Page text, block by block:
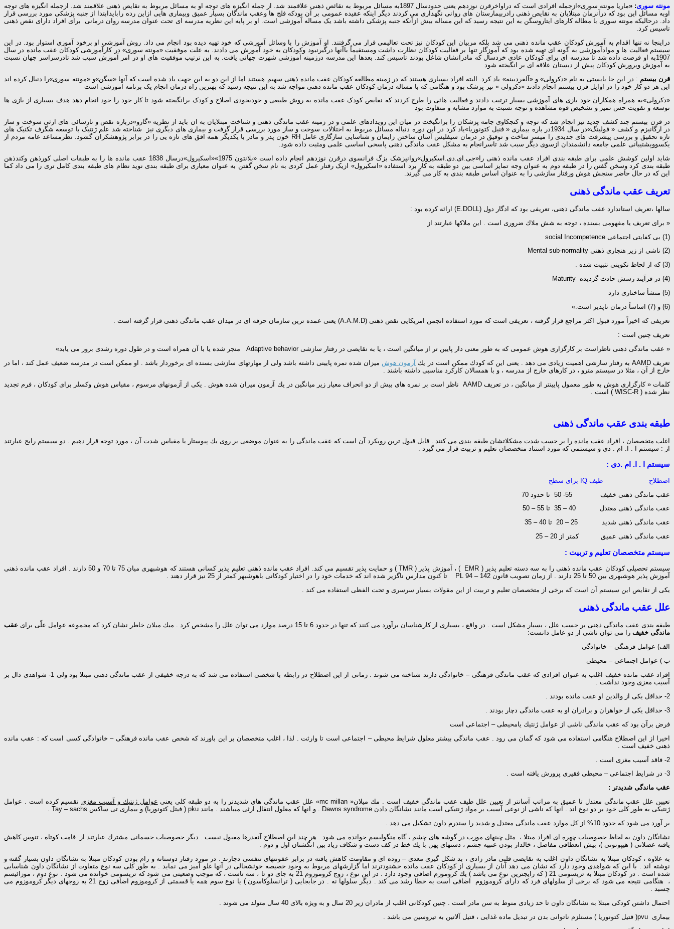
مونته سوری: «
ماریا مونته سوری»ازجمله افرادی است که دراواخرقرن نوزدهم یعنی حدودسال 1897به مسائل مربوط به نقائص ذهنی علاقمند شد. از جمله انگیزه های توجه او به مسائل مربوط به نقایص ذهنی علاقمند شد. ازجمله انگیزه های توجه
اوبه مسائل این بود که درآنزمان مبتلایان به نقایص ذهنی رادربیمارستان های روانی نگهداری می کردند دیگر اینکه عقیده عمومی بر آن بودکه فلج ها وعقب ماندگان بسیار عمیق وبیماری هایی ازاین رده رابایدابتدا از جنبه پزشکی مورد بررسی قرار
داد. درحالیکه مونته سوری با مطاله کارهای ایتاروسگن به این نتیجه رسید که این مساله بیش ازآنکه جنبه پزشکی داشته باشد یک مساله آموزشی است. او بر پایه این نظریه مدرسه ای تحت عنوان مدرسه روان درمانی برای افراد دارای نقص ذهنی
تاسیس کرد.
دراینجا نه تنها اقدام به آموزش کودکان عقب مانده ذهنی می شد بلکه مربیان این کودکان نیز تحت تعالیمی قرار می گرفتند. او آموزش را با وسائل آموزشی که خود تهیه دیده بود انجام می داد. روش آموزشی او برخود آموزی استوار بود. در این
سیستم فعالیت ها و موادآموزشی به گونه ای تهیه شده بود که آموزگار تنها بر فعالیت کودکان نظارت داشت ومستقیماً باآنها درگیرنبود وکودکان به خود آموزش می دادند. به علت موفقیت «مونته سوری» در کارآموزشی کودکان عقب مانده در سال
1907به او فرصت داده شد تا مدرسه ای برای کودکان عادی خردسال که مادرانشان شاغل بودند تاسیس کند. بعدها این مدرسه درزمینه آموزشی شهرت جهانی یافت. به این ترتیب موفقیت های او در امر آموزش سبب شد تادرسراسر جهان نسبت
به آموزش وپرورش کودکان پیش از دبستان علاقه ای بر انگیخته شود
قرن بیستم : در این جا بایستی به نام «دکرولی» و «آلفردبینه» یاد کرد. البته افراد بسیاری هستند که در زمینه مطالعه کودکان عقب مانده ذهنی سهیم هستند اما از این دو به این جهت یاد شده است که آنها «سگن»و «مونته سوری»را دنبال کرده اند
این هر دو کار خود را در اوایل قرن بیستم انجام دادند «دکرولی » نیز پزشک بود و هنگامی که با مساله درمان کودکان عقب مانده ذهنی مواجه شد به این نتیجه رسید که بهترین راه درمان انجام یک برنامه اموزشی است
«دکرولی»به همراه همکاران خود بازی های آموزشی بسیار ترتیب دادند و فعالیت هائی را طرح کردند که نقایص کودک عقب مانده به روش طبیعی و خودبخودی اصلاح و کودک برانگیخته شود تا کار خود را خود انجام دهد هدف بسیاری از بازی ها
توسعه و تقویت حس تمیز و تشخیص قوه مشاهده و توجه نسبت به موارد مشابه و متفاوت بود
در قرن بیستم چند کشف جدید نیز انجام شد که توجه و کنجکاوی جامه پزشکان را برانگیخت در میان این رویدادهای علمی و در زمینه عقب ماندگی ذهنی و شناخت مبتلایان به ان باید از نظریه «گارو»درباره نقص و نارسائی های ارثی سوخت و ساز
در ارگانیزم و کشف « فولینگ»در سال 1934در باره بیماری « فنیل کتونوریا»یاد کرد در این دوره دنباله مسائل مربوط به اختلالات سوخت و ساز مورد بررسی قرار گرفت و بیماری های دیگری نیز شناخته شد علم ژنتیک با توسعه شگرف تکنیک های
تازه تحقیق و بررسی پیشرفت های جدیدی را میسر ساخت و توفیق در درمان سیفلیس آسان ساختن زایمان و شناسایی سازگاری عامل RH خون پدر و مادر با یکدیگر همه افق های تازه یی را در برابر پژوهشکران گشود. نظرمساعد عامه مردم از
یکسووپشتیبانی علمی جامعه دانشمندان ازسوی دیگر سبب شد تاسرانجام به مشکل عقب ماندگی ذهنی پاسخی اساسی علمی ومثبت داده شود.
شاید اولین کوشش علمی برای طبقه بندی افراد عقب مانده ذهنی را«جی.ای.دی.اسکیرول»روانپزشک بزگ فرانسوی درقرن نوزدهم انجام داده است «بلانتون 1975»«اسکیرول»درسال 1838 عقب مانده ها را به طبقات اصلی کورذهن وکندذهن
طبقه بندی کرد وسخن گفتن را در طبقه دوم به عنوان وجه تمایز اساسی بین دو طبقه به کار برد استفاده «اسکیرول» ازیک رفتار عمل کردی به نام سخن گفتن به عنوان معیاری برای طبقه بندی نوید نظام های طبقه بندی کامل تری را می داد کما
این که در حال حاضر سنجش هوش ورفتار سازشی را به عنوان اساس طبقه بندی به کار می گیرند.
تعریف عقب ماندگی ذهنی
سالها ،تعریف استاندارد عقب ماندگی ذهنی، تعریفی بود كه ادگار دول (E.DOLL) ارائه كرده بود :
« برای تعریف یا مفهومی بسنده ، توجه به شش ملاك ضروری است . این ملاكها عبارتند از
(1) بی كفایتی اجتماعی social Incompetence
(2) ناشی از زیر هنجاری ذهنی Mental sub-normality
(3) كه از لحاظ تكوینی تثبیت شده .
(4) در فرآیند رسش حادث گردیده Maturity
(5) منشأ ساختاری دارد
(6) و (7) اساساً درمان ناپذیر است.»
تعریفی كه اخیراً مورد قبول اكثر مراجع قرار گرفته ، تعریفی است كه مورد استفاده انجمن امریكایی نقص ذهنی (A.A.M.D) یعنی عمده ترین سازمان حرفه ای در میدان عقب ماندگی ذهنی قرار گرفته است .
تعریف چنین است :
« عقب ماندگی ذهنی ناظراست بر كارگزاری هوش عمومی كه به طور معنی دار پایین تر از میانگین است ، یا به نقایصی در رفتار سازشی Adaptive behavior منجر شده یا با آن همراه است و در طول دوره رشدی بروز می یابد»
تعریف AAMD به رفتار سازشی اهمیت زیادی می دهد . یعنی این كه كودك ممكن است در یك
آزمون هوش میزان شده نمره پایینی داشته باشد ولی از مهارتهای سازشی بسنده ای برخوردار باشد . او ممكن است در مدرسه ضعیف عمل كند ، اما در
خارج از آن ، مثلا در سیستم مترو ، در كارهای خارج از مدرسه ، و با همسالان كاركرد مناسبی داشته باشند .
كلمات « كارگزاری هوش به طور معمول پایینتر از میانگین ، در تعریف AAMD ناظر است بر نمره های بیش از دو انحراف معیار زیر میانگین در یك آزمون میزان شده هوش . یكی از آزمونهای مرسوم ، مقیاس هوش وكسلر برای كودكان ، فرم تجدید
نظر شده ( WISC-R ) است .
طبقه بندی عقب ماندگی ذهنی
اغلب متخصصان ، افراد عقب مانده را بر حسب شدت مشكلاتشان طبقه بندی می كنند . قابل قبول ترین رویكرد آن است كه عقب ماندگی را به عنوان موضعی بر روی یك پیوستار یا مقیاس شدت آن ، مورد توجه قرار دهیم . دو سیستم رایج عبارتند
از : سیستم ا . ا. ام . دی و سیستمی كه مورد استناد متخصصان تعلیم و تربیت قرار می گیرد .
سیستم ا . ا. ام .دی :
اصطلاح طیف IQ برای سطح
عقب ماندگی ذهنی خفیف 55- 50 تا حدود 70
عقب ماندگی ذهنی معتدل 40 – 35 تا 55 – 50
عقب ماندگی ذهنی شدید 25 – 20 تا 40 – 35
عقب ماندگی ذهنی عمیق كمتر از 20 – 25
سیستم متخصصان تعلیم و تربیت :
سیستم تحصیلی كودكان عقب مانده ذهنی را به سه دسته تعلیم پذیر ( EMR ) ، آموزش پذیر ( TMR ) و حمایت پذیر تقسیم می كند. افراد عقب مانده ذهنی تعلیم پذیر كسانی هستند كه هوشبهری میان 75 تا 70 و 50 دارند . افراد عقب مانده ذهنی
آموزش پذیر هوشبهری بین 50 تا 25 دارند . از زمان تصویب قانون 142 – 94 PL تا كنون مدارس ناگزیر شده اند كه خدمات خود را در اختیار كودكانی باهوشبهر كمتر از 25 نیز قرار دهند .
یكی از نقایص این سیستم آن است كه برخی از متخصصان تعلیم و تربیت از این مقولات بسیار سرسری و تحت الفظی استفاده می كند .
علل عقب ماندگی ذهنی
طبقه بندی عقب ماندگی ذهنی بر حسب علل ، بسیار مشكل است . در واقع ، بسیاری از كارشناسان برآورد می كنند كه تنها در حدود 6 تا 15 درصد موارد می توان علل را مشخص كرد . میك میلان خاطر نشان كرد كه مجموعه عوامل علّی برای
عقب
ماندگی خفیف را می توان ناشی از دو عامل دانست:
الف) عوامل فرهنگی – خانوادگی
ب ) عوامل اجتماعی – محیطی
افراد عقب مانده خفیف اغلب به عنوان افرادی كه عقب ماندگی فرهنگی – خانوادگی دارند شناخته می شوند . زمانی از این اصطلاح در رابطه با شخصی استفاده می شد كه به درجه خفیفی از عقب ماندگی ذهنی مبتلا بود ولی 1- شواهدی دال بر
آسیب مغزی وجود نداشت .
2- حداقل یكی از والدین او عقب مانده بودند .
3- حداقل یكی از خواهران و برادران او به عقب ماندگی دچار بودند .
فرض برآن بود كه عقب ماندگی ناشی از عوامل ژنتیك یامحیطی – اجتماعی است
اخیرا از این اصطلاح هنگامی استفاده می شود كه گمان می رود . عقب ماندگی بیشتر معلول شرایط محیطی – اجتماعی است تا وارثت . لذا ، اغلب متخصصان بر این باورند كه شخص عقب مانده فرهنگی – خانوادگی كسی است كه : عقب مانده
ذهنی خفیف است .
2- فاقد آسیب مغزی است .
3- در شرایط اجتماعی – محیطی فقیری پرورش یافته است .
عقب ماندگی شدیدتر :
تعیین علل عقب ماندگی معتدل تا عمیق به مراتب آسانتر از تعیین علل طیف عقب ماندگی خفیف است . مك میلان« mc millan» علل عقب ماندگی های شدیدتر را به دو طبقه كلی یعنی
عوامل ژنتیك و آسیب مغزیتقسیم كرده است . عوامل
ژنتیكی به طور كلی خود بر دو نوع اند . انها كه ناشی از نوعی آسیب بر مواد ژنتیكی است مانند نشانگان دادن Dawns syndrome . و انها كه معلول انتقال ارثی میباشند . مانند pku ( فیتل كتونوریا) و بیماری تی ساكس Tay – sachs .
بر آورد می شود كه حدود 10% از كل موارد عقب ماندگی معتدل و شدید را سندرم داون تشكیل می دهد .
نشانگان داون به لحاظ خصوصیات چهره ای افراد مبتلا ، مثل چینهای مورب در گوشه های چشم ، گاه منگولیسم خوانده می شود . هر چند این اصطلاح آنقدرها مقبول نیست . دیگر خصوصیات جسمانی مشترك عبارتند از: قامت كوتاه ، تنوس كاهش
یافته عضلانی ( هیپوتونی )، بیش انعطافی مفاصل ، خالدار بودن عنبیه چشم ، دستهای پهن با یك خط در كف دست و شكاف زیاد بین انگشتان اول و دوم .
به علاوه ، كودكان مبتلا به نشانگان داون اغلب به نقایصی قلبی مادر زادی ، بد شكل گیری معدی – روده ای و مقاومت كاهش یافته در برابر عفونتهای تنفسی دچارند . در مورد رفتار دوستانه و رام بودن كودكان مبتلا به نشانگان داون بسیار گفته و
نوشته اند . با این كه شواهدی وجود دارد كه نشان می دهد آنان از بسیاری از كودكان عقب مانده خشنودترند اما گزارشهای مربوط به وجود خصیصه خوئشحالی در آنها غلو آمیز می نماید . به طور كلی سه نوع متفاوت از نشانگان داون شناسایی
شده است . در كودكان مبتلا به تریسومی 21 ( كه رایجترین نوع می باشد ) یك كروموزم اضافی وجود دارد . در این نوع ، زوج كروموزوم 21 به جای دو تا ، سه تاست ، كه موجب وضعیتی می شود كه تریسومی خوانده می شود . نوع دوم ، موزائیسم
، هنگامی نتیجه می شود كه برخی از سلولهای فرد كه دارای كروموزوم اضافی است به خطا رشد می كند . دیگر سلولها نه . در جابجایی ( ترانسلوكاسون ) یا نوع سوم همه یا قسمتی از كروموزوم اضافی زوج 21 به زوجهای دیگر كروموزوم می
چسبد .
احتمال داشتن كودكی مبتلا به نشانگان داون تا حد زیادی منوط به سن مادر است . چنین كودكانی اغلب از مادران زیر 20 سال و به ویژه بالای 40 سال متولد می شوند .
بیماری pvu( فتیل كتونوریا ) مستلزم ناتوانی بدن در تبدیل ماده غذایی ، فتیل آلاتین به تیروسین می باشد .